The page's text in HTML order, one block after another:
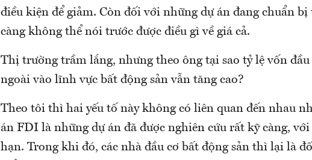
điều kiện để giảm. Còn đối với những dự án đang chuẩn
càng không thể nói trước được điều gì về giá cả.
Thị trường trầm lắng, nhưng theo ông tại sao tỷ lệ vốn
ngoài vào lĩnh vực bất động sản vẫn tăng cao?
Theo tôi thì hai yếu tố này không có liên quan đến nhau
án FDI là những dự án đã được nghiên cứu rất kỹ càng,
hạn. Trong khi đó, các nhà đầu cơ bất động sản thì lại là